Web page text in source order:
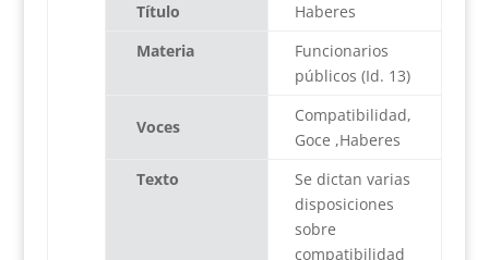
Título
Haberes
Materia
Funcionarios
públicos (Id. 13)
Voces
Compatibilidad,
Goce ,Haberes
Texto
Se dictan varias
disposiciones
sobre
compatibilidad